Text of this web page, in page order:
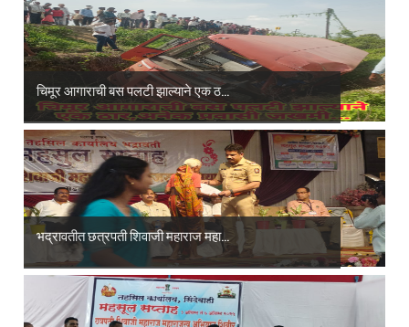
चिमूर आगाराची बस पलटी झाल्याने एक ठ...
भद्रावतीत छत्रपती शिवाजी महाराज महा...